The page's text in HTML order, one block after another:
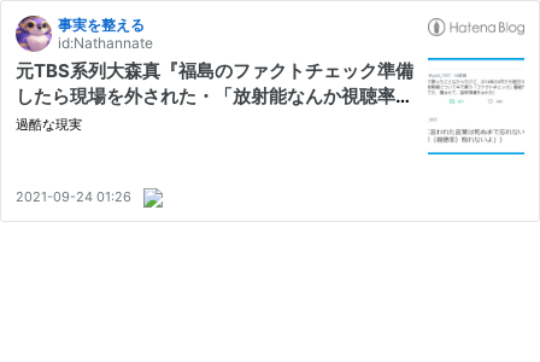
事実を整える
id:Nathannate
元TBS系列大森真『福島のファクトチェック準備
したら現場を外された・「放射能なんか視聴率取
れない」と』
過酷な現実
2021-09-24 01:26